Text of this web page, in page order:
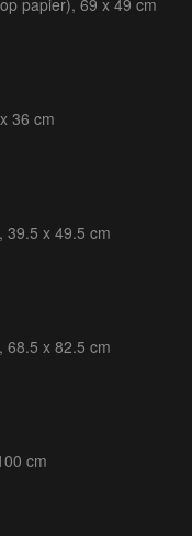
36 cm
39.5 x 49.5 cm
68.5 x 82.5 cm
cm